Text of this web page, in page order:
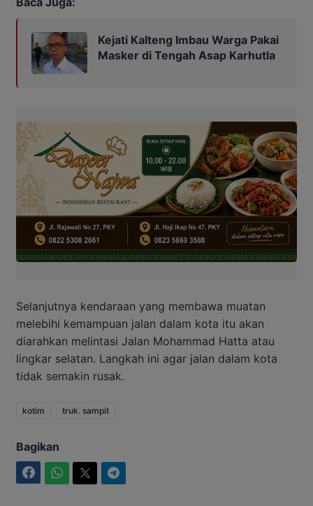
Kejati Kalteng Imbau Warga Pakai
Masker di Tengah Asap Karhutla
Selanjutnya kendaraan yang membawa muatan
melebihi kemampuan jalan dalam kota itu akan
diarahkan melintasi Jalan Mohammad Hatta atau
lingkar selatan. Langkah ini agar jalan dalam kota
tidak semakin rusak.
kotim truk. sampit
Bagikan